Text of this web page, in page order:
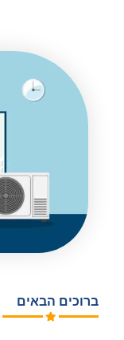
ברוכים הבאים​